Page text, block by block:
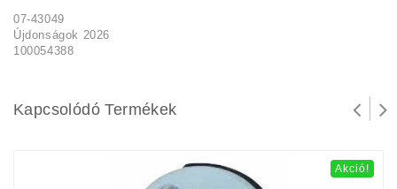
07-43049
Újdonságok 2026
100054388
Kapcsolódó Termékek
Akció!